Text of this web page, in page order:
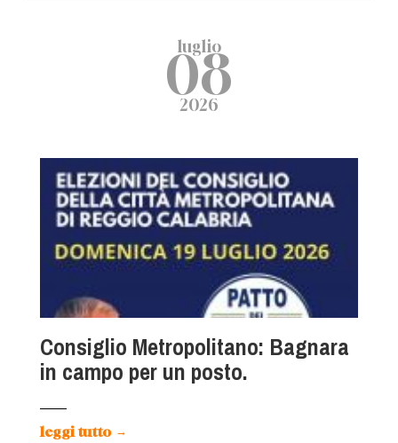
luglio
08
2026
Consiglio Metropolitano: Bagnara
in campo per un posto.
leggi tutto →